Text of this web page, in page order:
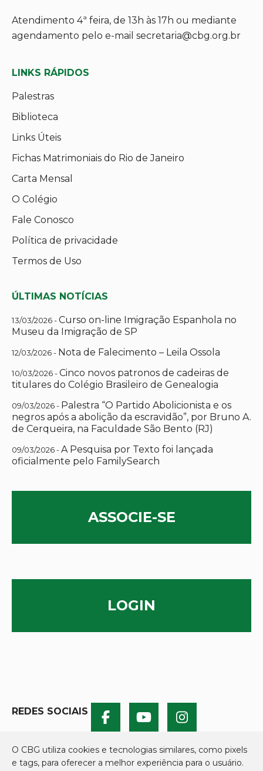
Atendimento 4ª feira, de 13h às 17h ou mediante
agendamento pelo e-mail secretaria@cbg.org.br
LINKS RÁPIDOS
Palestras
Biblioteca
Links Úteis
Fichas Matrimoniais do Rio de Janeiro
Carta Mensal
O Colégio
Fale Conosco
Política de privacidade
Termos de Uso
ÚLTIMAS NOTÍCIAS
13/03/2026 -Curso on-line Imigração Espanhola no
Museu da Imigração de SP
12/03/2026 - Nota de Falecimento – Leila Ossola
10/03/2026 -Cinco novos patronos de cadeiras de
titulares do Colégio Brasileiro de Genealogia
09/03/2026 - Palestra “O Partido Abolicionista e os
negros após a abolição da escravidão”, por Bruno A.
de Cerqueira, na Faculdade São Bento (RJ)
09/03/2026 -A Pesquisa por Texto foi lançada
oficialmente pelo FamilySearch
ASSOCIE-SE
LOGIN
REDES SOCIAIS
O CBG utiliza cookies e tecnologias similares, como pixels
e tags, para oferecer a melhor experiência para o usuário.